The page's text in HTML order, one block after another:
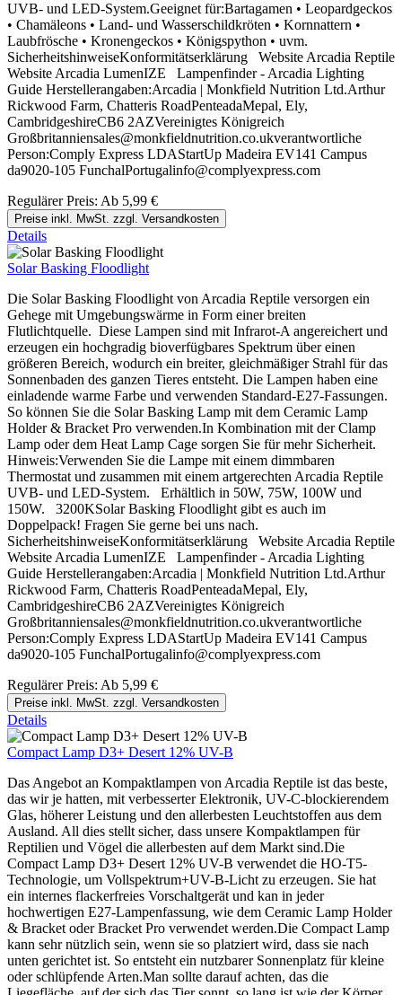
UVB- und LED-System.Geeignet für:Bartagamen • Leopardgeckos
• Chamäleons • Land- und Wasserschildkröten • Kornnattern •
Laubfrösche • Kronengeckos • Königspython • uvm.
SicherheitshinweiseKonformitätserklärung Website Arcadia Reptile
Website Arcadia LumenIZE Lampenfinder - Arcadia Lighting
Guide Herstellerangaben:Arcadia | Monkfield Nutrition Ltd.Arthur
Rickwood Farm, Chatteris RoadPenteadaMepal, Ely,
CambridgeshireCB6 2AZVereinigtes Königreich
Großbritanniensales@monkfieldnutrition.co.ukverantwortliche
Person:Comply Express LDAStartUp Madeira EV141 Campus
da9020-105 FunchalPortugalinfo@complyexpress.com
Regulärer Preis: Ab 5,99 €
Preise inkl. MwSt. zzgl. Versandkosten
Details
Solar Basking Floodlight
Die Solar Basking Floodlight von Arcadia Reptile versorgen ein
Gehege mit Umgebungswärme in Form einer breiten
Flutlichtquelle. Diese Lampen sind mit Infrarot-A angereichert und
erzeugen ein hochgradig bioverfügbares Spektrum über einen
größeren Bereich, wodurch ein breiter, gleichmäßiger Strahl für das
Sonnenbaden des ganzen Tieres entsteht. Die Lampen haben eine
einladende warme Farbe und verwenden Standard-E27-Fassungen.
So können Sie die Solar Basking Lamp mit dem Ceramic Lamp
Holder & Bracket Pro verwenden.In Kombination mit der Clamp
Lamp oder dem Heat Lamp Cage sorgen Sie für mehr Sicherheit.
Hinweis:Verwenden Sie die Lampe mit einem dimmbaren
Thermostat und zusammen mit einem artgerechten Arcadia Reptile
UVB- und LED-System. Erhältlich in 50W, 75W, 100W und
150W. 3200KSolar Basking Floodlight gibt es auch im
Doppelpack! Fragen Sie gerne bei uns nach.
SicherheitshinweiseKonformitätserklärung Website Arcadia Reptile
Website Arcadia LumenIZE Lampenfinder - Arcadia Lighting
Guide Herstellerangaben:Arcadia | Monkfield Nutrition Ltd.Arthur
Rickwood Farm, Chatteris RoadPenteadaMepal, Ely,
CambridgeshireCB6 2AZVereinigtes Königreich
Großbritanniensales@monkfieldnutrition.co.ukverantwortliche
Person:Comply Express LDAStartUp Madeira EV141 Campus
da9020-105 FunchalPortugalinfo@complyexpress.com
Regulärer Preis: Ab 5,99 €
Preise inkl. MwSt. zzgl. Versandkosten
Details
Compact Lamp D3+ Desert 12% UV-B
Das Angebot an Kompaktlampen von Arcadia Reptile ist das beste,
das wir je hatten, mit verbesserter Elektronik, UV-C-blockierendem
Glas, höherer Leistung und den allerbesten Leuchtstoffen aus dem
Ausland. All dies stellt sicher, dass unsere Kompaktlampen für
Reptilien und Vögel die allerbesten auf dem Markt sind.Die
Compact Lamp D3+ Desert 12% UV-B verwendet die HO-T5-
Technologie, um Vollspektrum+UV-B-Licht zu erzeugen. Sie hat
ein internes flackerfreies Vorschaltgerät und kan in jeder
hochwertigen E27-Lampenfassung, wie dem Ceramic Lamp Holder
& Bracket oder Bracket Pro verwendet werden.Die Compact Lamp
kann sehr nützlich sein, wenn sie so platziert wird, dass sie nach
unten gerichtet ist. So entsteht ein nutzbarer Sonnenplatz für kleine
oder schlüpfende Arten.Man sollte darauf achten, das die